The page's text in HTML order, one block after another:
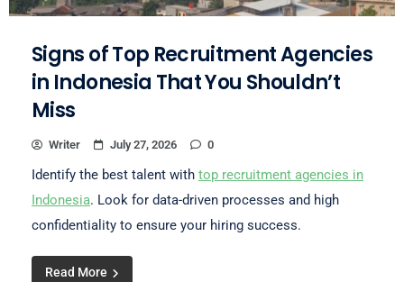
Signs of Top Recruitment Agencies
in Indonesia That You Shouldn’t
Miss
Writer July 27, 2026 0
Identify the best talent with top recruitment agencies in
Indonesia. Look for data-driven processes and high
confidentiality to ensure your hiring success.
Read More